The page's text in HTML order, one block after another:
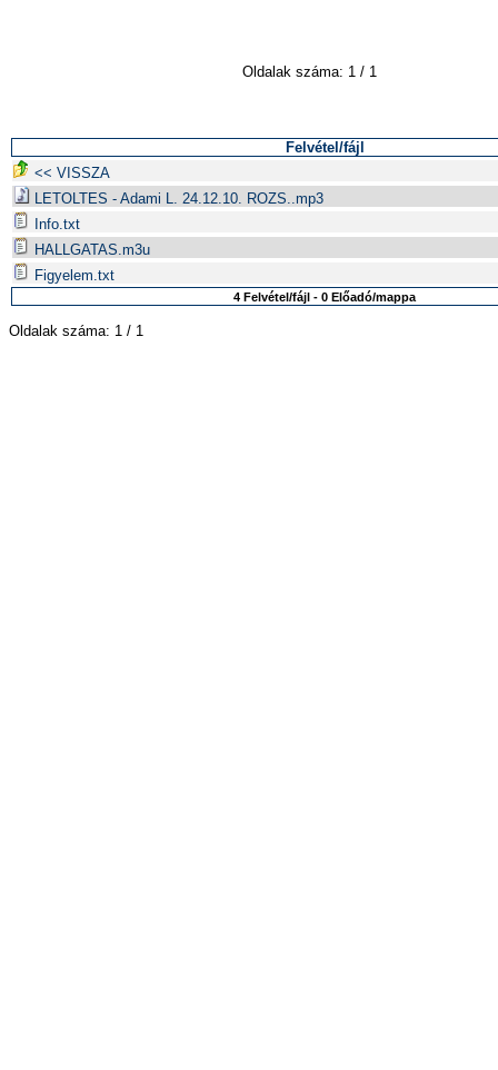
Oldalak száma: 1 / 1
Felvétel/fájl
<< VISSZA
LETOLTES - Adami L. 24.12.10. ROZS..mp3
Info.txt
HALLGATAS.m3u
Figyelem.txt
4 Felvétel/fájl - 0 Előadó/mappa
Oldalak száma: 1 / 1